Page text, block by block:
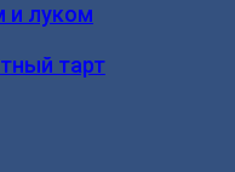
и луком
тарт